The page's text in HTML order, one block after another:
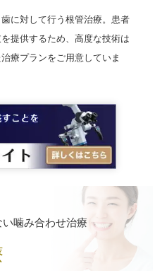
に対して行う根管治療。患者
提供するため、高度な技術は
療プランをご用意していま
噛み合わせ治療